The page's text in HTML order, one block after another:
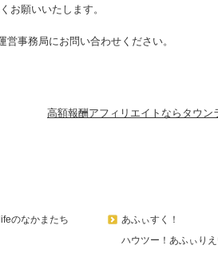
お願いいたします。
事務局にお問い合わせください。
高額報酬アフィリエイトならタウン
のなかまたち
あふぃすく！
ハウツー！あふぃりえ